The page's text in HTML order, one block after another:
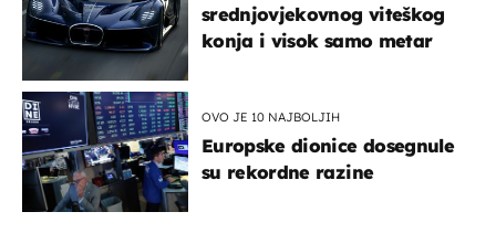
srednjovjekovnog viteškog
konja i visok samo metar
OVO JE 10 NAJBOLJIH
Europske dionice dosegnule
su rekordne razine